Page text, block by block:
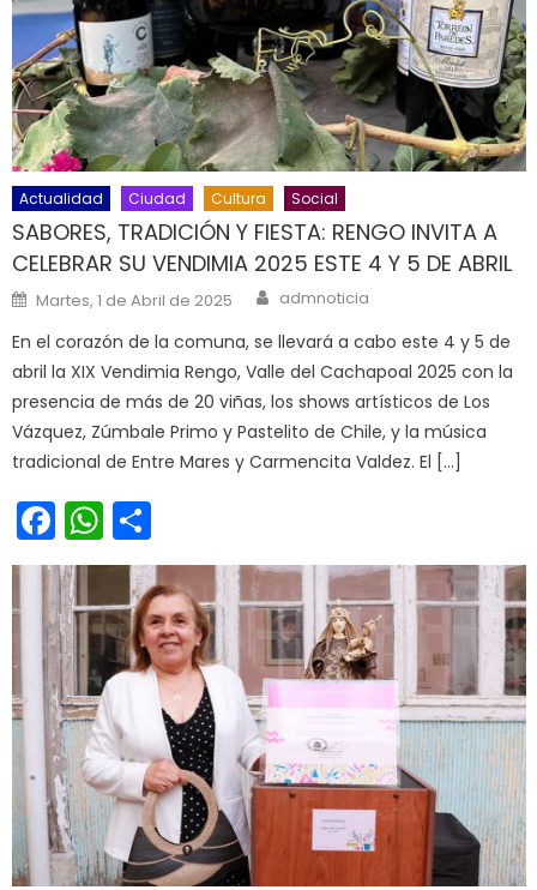
Actualidad Ciudad Cultura Social
SABORES, TRADICIÓN Y FIESTA: RENGO INVITA A
CELEBRAR SU VENDIMIA 2025 ESTE 4 Y 5 DE ABRIL
Posted on
Martes, 1 de Abril de 2025 Author
admnoticia
En el corazón de la comuna, se llevará a cabo este 4 y 5 de
abril la XIX Vendimia Rengo, Valle del Cachapoal 2025 con la
presencia de más de 20 viñas, los shows artísticos de Los
Vázquez, Zúmbale Primo y Pastelito de Chile, y la música
tradicional de Entre Mares y Carmencita Valdez. El […]
Facebook
WhatsApp